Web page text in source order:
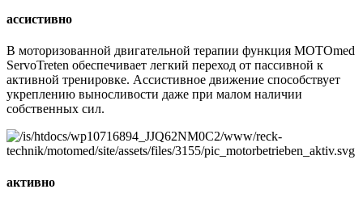
ассистивно
В моторизованной двигательной терапии функция MOTOmed
ServoTreten обеспечивает легкий переход от пассивной к
активной тренировке. Ассистивное движение способствует
укреплению выносливости даже при малом наличии
собственных сил.
активно